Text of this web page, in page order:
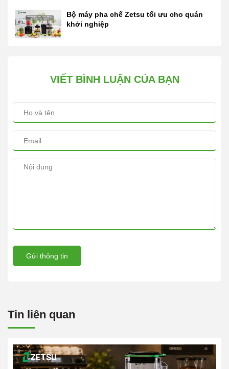
Bộ máy pha chế Zetsu tối ưu cho quán
khởi nghiệp
VIẾT BÌNH LUẬN CỦA BẠN
Gửi thông tin
Tin liên quan